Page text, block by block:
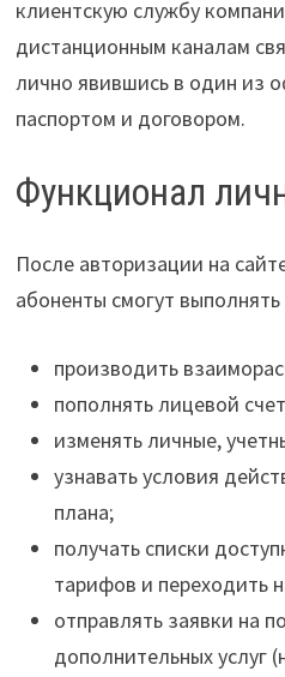
клиентскую службу
дистанционным каналам
лично явившись в один из
паспортом и договором.
Функционал
После авторизации на
абоненты смогут
производить
пополнять лицевой
изменять личные,
узнавать условия
плана;
получать списки
тарифов и переходить
отправлять заявки на
дополнительных услуг